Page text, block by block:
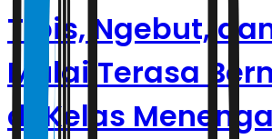
Tipis, Ngebut,
Mulai Terasa
di Kelas